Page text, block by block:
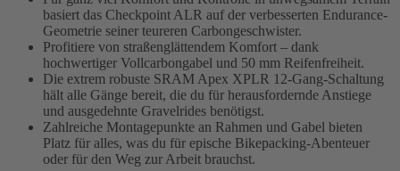
basiert das Checkpoint ALR auf der verbesserten Endurance-
Geometrie seiner teureren Carbongeschwister.
Profitiere von straßenglättendem Komfort – dank
hochwertiger Vollcarbongabel und 50 mm Reifenfreiheit.
Die extrem robuste SRAM Apex XPLR 12-Gang-Schaltung
hält alle Gänge bereit, die du für herausfordernde Anstiege
und ausgedehnte Gravelrides benötigst.
Zahlreiche Montagepunkte an Rahmen und Gabel bieten
Platz für alles, was du für epische Bikepacking-Abenteuer
oder für den Weg zur Arbeit brauchst.